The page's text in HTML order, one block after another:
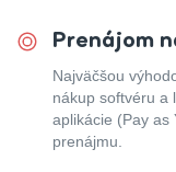
Prenájom
Najväčšou
nákup softvéru a
aplikácie (Pay as
prenájmu.